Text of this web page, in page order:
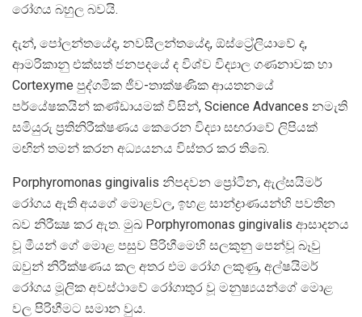
රෝගය බහුල බවයි.
දැන්, පෝලන්තයේද, නවසීලන්තයේද, ඕස්ට්‍රේලියාවේ ද,
ආමරිකානු එක්සත් ජනපදයේ ද විශ්ව විද්‍යාල ගණනාවක හා
Cortexyme පුද්ගමික ජීව-තාක්ෂණික ආයතනයේ
පර්යේෂකයින් කණ්ඩායමක් විසින්, Science Advances නමැති
සමියුරු ප්‍රතිනිරීක්ෂණය කෙරෙන විද්‍යා සඟරාවේ ලිපියක්
මඟින් තමන් කරන අධ්‍යයනය විස්තර කර තිබේ.
Porphyromonas gingivalis නිපදවන ප්‍රෝටීන, ඇල්සයිමර්
රෝගය ඇති අයගේ මොළවල, ඉහළ සාන්ද්‍රාණයන්හි පවතින
බව නිරීක්‍ෂ කර ඇත. මුඛ Porphyromonas gingivalis ආසාදනය
වූ මීයන් ගේ මොළ පසුව පිරිහීමෙහි සලකුනු පෙන්වූ බෑවු
ඔවුන් නිරීක්ෂණය කල අතර එම රෝග ලකුණු, අල්ෂයිමර්
රෝගය මූලික අවස්ථාවේ රෝගාතුර වූ මනුෂ්‍යයන්ගේ මොළ
වල පිරිහීමට සමාන වුය.